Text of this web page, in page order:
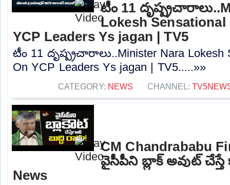
టీం 11
Lokesh Sensational
YCP Leaders Ys jagan | TV5
టీం 11 దృష్ప్రచారాలు..Minister Nara Lokesh
On YCP Leaders Ys jagan | TV5.....»»
CATEGORY: NEWS CHANNEL:
CM Chandrababu
వైసీపీని బ్లాక్ అవుట్ చేస్తే
News